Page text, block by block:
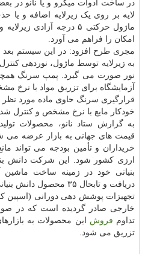
در ساخت ادوات میکرو و یا نانو در
لایه بر روی یک زیرلایه اضافه و یا
ماژول حرکتی ۵ درجه
امکان را فراهم می آورد.
مجری طرح افزود: در این سیستم
به زیرلایه توسط ماژول، نوردهی
نور صورت می گیرد. پمپ سرنگ
آزمایشگاه برای تزریق مواد با نرخ
قرارگیری سرنگ حاوی ماده مورد نظر
خودکار مایع با نرخ مشخص و کنترل
به گزارش ستاد نانو، محصولات
قیمت های جهانی به بازار عرضه می
خریداران و تأمین بودجه می تواند
بنیانی خود در زمینه ساخت ماشین
دریافت و تابحال ۳۵ محصول دانش بنیانی طراحی و تولید کرده است.
تجهیزات پوشش دهی دورانی (اسپین
خارجی صادر گردیده است که در
تداوم فروش این محصولات به
تزریق می شود.